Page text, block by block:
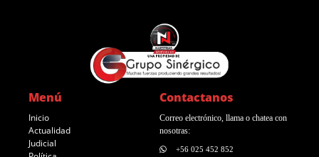
Menú
Inicio
Actualidad
Judicial
Contactanos
Correo electrónico, llama o chatea con
nosotras:
+56 025 452 852